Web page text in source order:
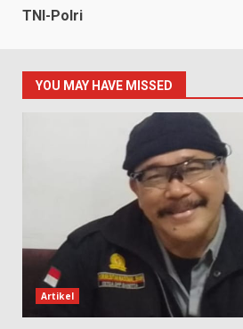
TNI-Polri
YOU MAY HAVE MISSED
Artikel